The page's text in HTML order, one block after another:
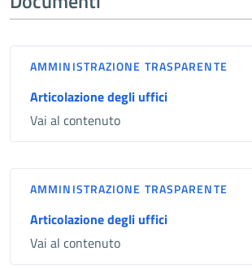
AMMINISTRAZIONE TRASPARENTE
Articolazione degli uffici
Vai al contenuto
AMMINISTRAZIONE TRASPARENTE
Articolazione degli uffici
Vai al contenuto